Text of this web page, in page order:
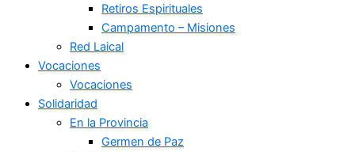
Retiros Espirituales
Campamento – Misiones
Red Laical
Vocaciones
Vocaciones
Solidaridad
En la Provincia
Germen de Paz